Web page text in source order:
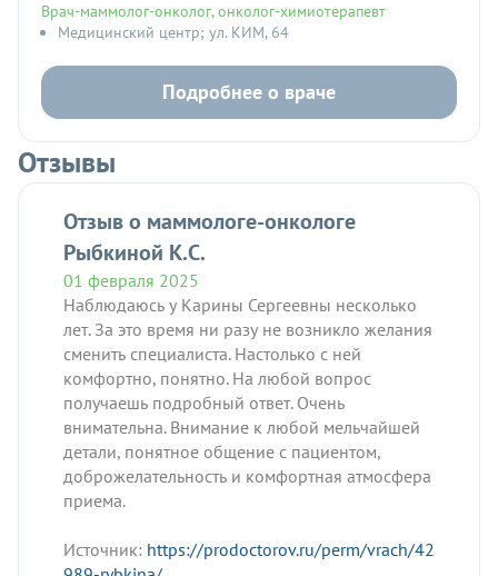
Врач-маммолог-онколог, онколог-химиотерапевт
Медицинский центр; ул. КИМ, 64
Подробнее о враче
Отзывы
Отзыв о маммологе-онкологе
Рыбкиной К.С.
01 февраля 2025
Наблюдаюсь у Карины Сергеевны несколько
лет. За это время ни разу не возникло желания
сменить специалиста. Настолько с ней
комфортно, понятно. На любой вопрос
получаешь подробный ответ. Очень
внимательна. Внимание к любой мельчайшей
детали, понятное общение с пациентом,
доброжелательность и комфортная атмосфера
приема.
Источник: https://prodoctorov.ru/perm/vrach/42